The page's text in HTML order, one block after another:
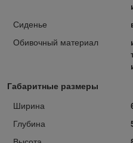
Сиденье
Обивочный материал
Габаритные размеры
Ширина
Глубина